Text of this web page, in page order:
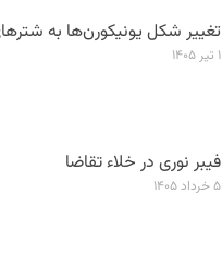
تغییر شکل یونیکورن‌ها به
۱ تیر ۱۴۰۵
فیبر نوری در خلاء تقاضا
۵ خرداد ۱۴۰۵